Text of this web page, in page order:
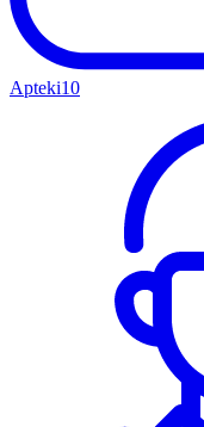
Apteki10